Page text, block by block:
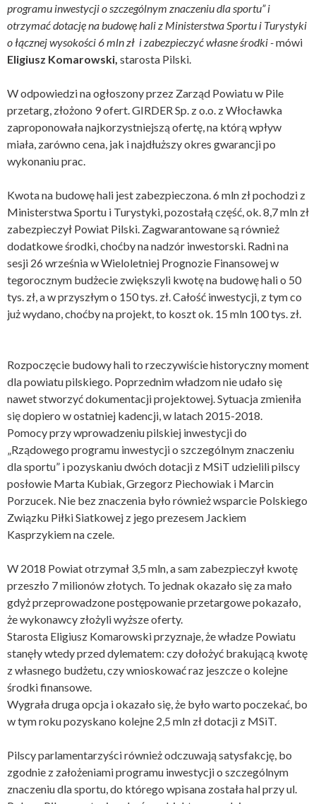
programu inwestycji o szczególnym znaczeniu dla sportu” i
otrzymać dotację na budowę hali z Ministerstwa Sportu i Turystyki
o łącznej wysokości 6 mln zł i zabezpieczyć własne środki -mówi
Eligiusz Komarowski, starosta Pilski.
W odpowiedzi na ogłoszony przez Zarząd Powiatu w Pile
przetarg, złożono 9 ofert. GIRDER Sp. z o.o. z Włocławka
zaproponowała najkorzystniejszą ofertę, na którą wpływ
miała, zarówno cena, jak i najdłuższy okres gwarancji po
wykonaniu prac.
Kwota na budowę hali jest zabezpieczona. 6 mln zł pochodzi z
Ministerstwa Sportu i Turystyki, pozostałą część, ok. 8,7 mln zł
zabezpieczył Powiat Pilski. Zagwarantowane są również
dodatkowe środki, choćby na nadzór inwestorski. Radni na
sesji 26 września w Wieloletniej Prognozie Finansowej w
tegorocznym budżecie zwiększyli kwotę na budowę hali o 50
tys. zł, a w przyszłym o 150 tys. zł. Całość inwestycji, z tym co
już wydano, choćby na projekt, to koszt ok. 15 mln 100 tys. zł.
Rozpoczęcie budowy hali to rzeczywiście historyczny moment
dla powiatu pilskiego. Poprzednim władzom nie udało się
nawet stworzyć dokumentacji projektowej. Sytuacja zmieniła
się dopiero w ostatniej kadencji, w latach 2015-2018.
Pomocy przy wprowadzeniu pilskiej inwestycji do
„Rządowego programu inwestycji o szczególnym znaczeniu
dla sportu” i pozyskaniu dwóch dotacji z MSiT udzielili pilscy
posłowie Marta Kubiak, Grzegorz Piechowiak i Marcin
Porzucek. Nie bez znaczenia było również wsparcie Polskiego
Związku Piłki Siatkowej z jego prezesem Jackiem
Kasprzykiem na czele.
W 2018 Powiat otrzymał 3,5 mln, a sam zabezpieczył kwotę
przeszło 7 milionów złotych. To jednak okazało się za mało
gdyż przeprowadzone postępowanie przetargowe pokazało,
że wykonawcy złożyli wyższe oferty.
Starosta Eligiusz Komarowski przyznaje, że władze Powiatu
stanęły wtedy przed dylematem: czy dołożyć brakującą kwotę
z własnego budżetu, czy wnioskować raz jeszcze o kolejne
środki finansowe.
Wygrała druga opcja i okazało się, że było warto poczekać, bo
w tym roku pozyskano kolejne 2,5 mln zł dotacji z MSiT.
Pilscy parlamentarzyści również odczuwają satysfakcję, bo
zgodnie z założeniami programu inwestycji o szczególnym
znaczeniu dla sportu, do którego wpisana została hal przy ul.